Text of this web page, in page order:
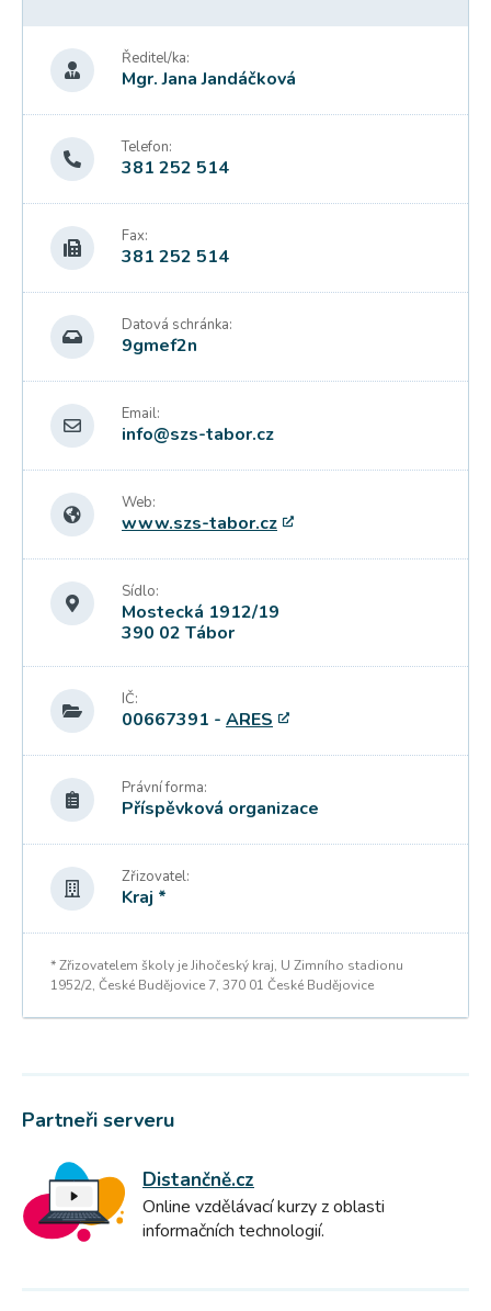
Ředitel/ka:
Mgr. Jana Jandáčková
Telefon:
381 252 514
Fax:
381 252 514
Datová schránka:
9gmef2n
Email:
info@szs-tabor.cz
Web:
www.szs-tabor.cz
Sídlo:
Mostecká 1912/19
390 02 Tábor
IČ:
00667391 - ARES
Právní forma:
Příspěvková organizace
Zřizovatel:
Kraj *
* Zřizovatelem školy je Jihočeský kraj, U Zimního stadionu
1952/2, České Budějovice 7, 370 01 České Budějovice
Partneři serveru
Distančně.cz
Online vzdělávací kurzy z oblasti
informačních technologií.